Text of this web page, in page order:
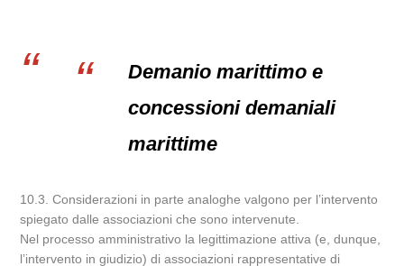
Demanio marittimo e
concessioni demaniali
marittime
10.3. Considerazioni in parte analoghe valgono per l’intervento
spiegato dalle associazioni che sono intervenute.
Nel processo amministrativo la legittimazione attiva (e, dunque,
l’intervento in giudizio) di associazioni rappresentative di